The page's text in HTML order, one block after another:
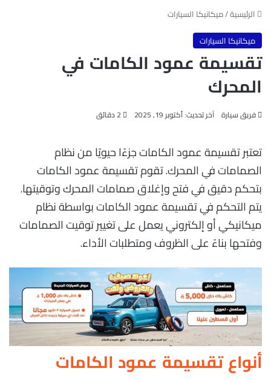
الرئيسية/ميكانيكا السيارات
ميكانيكا السيارات
تقسيمة عمود الكامات في
المحرك
فريق سيارة آخر تحديث: أكتوبر 19, 2025
تعتبر تقسيمة عمود الكامات جزءًا حيويًا من نظام
الصمامات في المحرك. تقوم تقسيمة عمود الكامات
بتحكم دقيق في فتح وإغلاق صمامات المحرك وتوقيتها.
يتم التحكم في تقسيمة عمود الكامات بواسطة نظام
ميكانيكي أو إلكتروني يعمل على تغيير توقيت الصمامات
وفتحها بناءً على الظروف ومتطلبات الأداء.
أنواع تقسيمة عمود الكامات